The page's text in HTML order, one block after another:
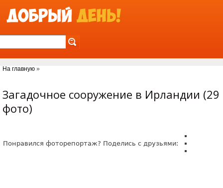
На главную »
Загадочное сооружение в Ирландии (29
фото)
Понравился фоторепортаж? Поделись с друзьями: